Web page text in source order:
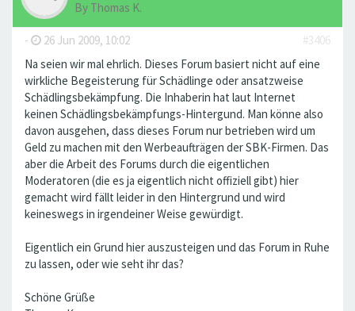
By Thomas K.
- 26 Jun 2009, 10:02
#3406
Na seien wir mal ehrlich. Dieses Forum basiert nicht auf eine
wirkliche Begeisterung für Schädlinge oder ansatzweise
Schädlingsbekämpfung. Die Inhaberin hat laut Internet
keinen Schädlingsbekämpfungs-Hintergund. Man könne also
davon ausgehen, dass dieses Forum nur betrieben wird um
Geld zu machen mit den Werbeaufträgen der SBK-Firmen. Das
aber die Arbeit des Forums durch die eigentlichen
Moderatoren (die es ja eigentlich nicht offiziell gibt) hier
gemacht wird fällt leider in den Hintergrund und wird
keineswegs in irgendeiner Weise gewürdigt.
Eigentlich ein Grund hier auszusteigen und das Forum in Ruhe
zu lassen, oder wie seht ihr das?
Schöne Grüße